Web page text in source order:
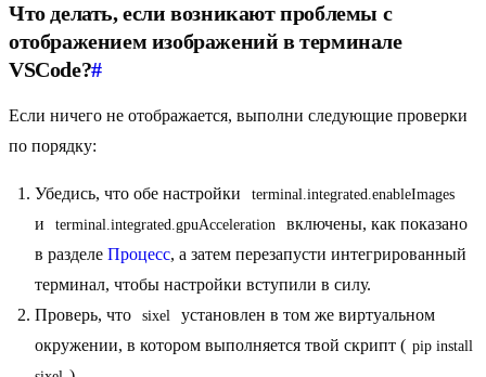
Что делать, если возникают проблемы с
отображением изображений в терминале
VSCode?#
Если ничего не отображается, выполни следующие проверки
по порядку:
Убедись, что обе настройки terminal.integrated.enableImages
и terminal.integrated.gpuAcceleration
включены, как показано
в разделе Процесс, а затем перезапусти интегрированный
терминал, чтобы настройки вступили в силу.
Проверь, что
sixel
установлен в том же виртуальном
окружении, в котором выполняется твой скрипт ( pip install